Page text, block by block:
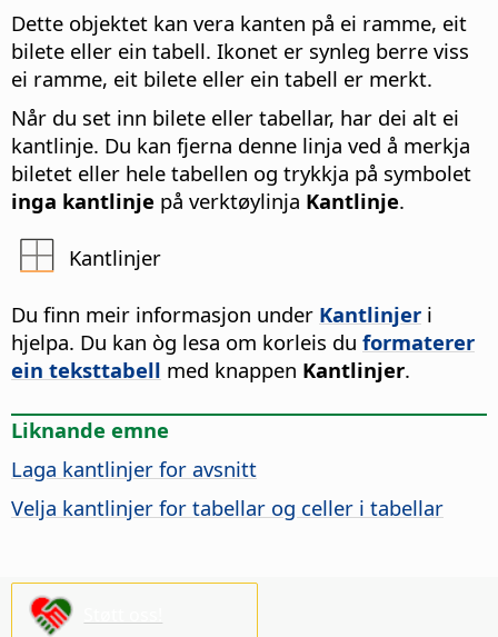
Dette objektet kan vera kanten på ei ramme, eit
bilete eller ein tabell. Ikonet er synleg berre viss
ei ramme, eit bilete eller ein tabell er merkt.
Når du set inn bilete eller tabellar, har dei alt ei
kantlinje. Du kan fjerna denne linja ved å merkja
biletet eller hele tabellen og trykkja på symbolet
inga kantlinje på verktøylinja Kantlinje.
Kantlinjer
Du finn meir informasjon under Kantlinjer i
hjelpa. Du kan òg lesa om korleis du formaterer
ein teksttabell med knappen Kantlinjer.
Liknande emne
Laga kantlinjer for avsnitt
Velja kantlinjer for tabellar og celler i tabellar